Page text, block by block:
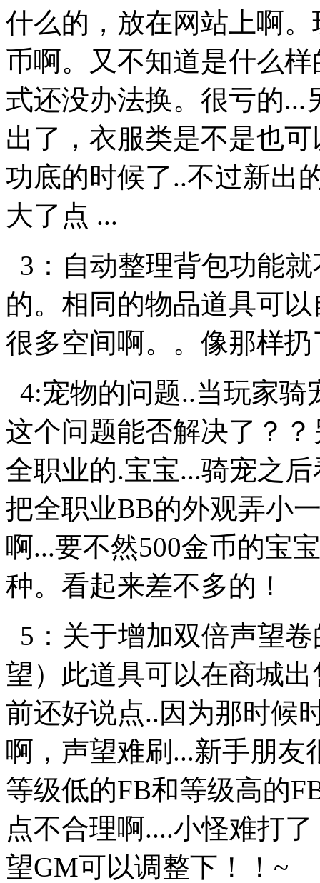
什么的，放在网站上啊
币啊。又不知道是什么
式还没办法换。很亏的
出了，衣服类是不是也
功底的时候了..不过新出
大了点 ...
3：自动整理背包功能
的。相同的物品道具可
很多空间啊。。像那样
4:宠物的问题..当玩家
这个问题能否解决了？
全职业的.宝宝...骑宠之
把全职业BB的外观弄小
啊...要不然500金币的宝
种。看起来差不多的！
5：关于增加双倍声望
望）此道具可以在商城
前还好说点..因为那时候
啊，声望难刷...新手朋友
等级低的FB和等级高的
点不合理啊....小怪难打
望GM可以调整下！！~